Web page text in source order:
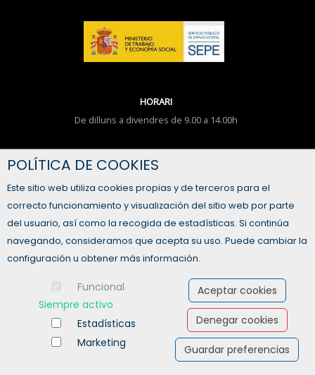
HORARI
De dilluns a divendres de 9.00 a 14.00h
TENS ALGUN DUBTE?
FORMULARI DE CONTACTE
POLÍTICA DE COOKIES
Este sitio web utiliza cookies propias y de terceros para el
correcto funcionamiento y visualización del sitio web por parte
del usuario, así como la recogida de estadísticas. Si continúa
navegando, consideramos que acepta su uso. Puede cambiar la
configuración u obtener más información.
Funcional
Siempre activo
Estadísticas
Marketing
Aceptar cookies
Denegar cookies
Guardar preferencias